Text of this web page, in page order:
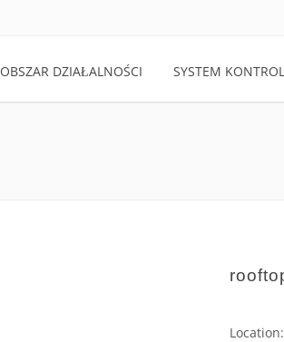
OBSZAR DZIAŁALNOŚCI SYSTEM